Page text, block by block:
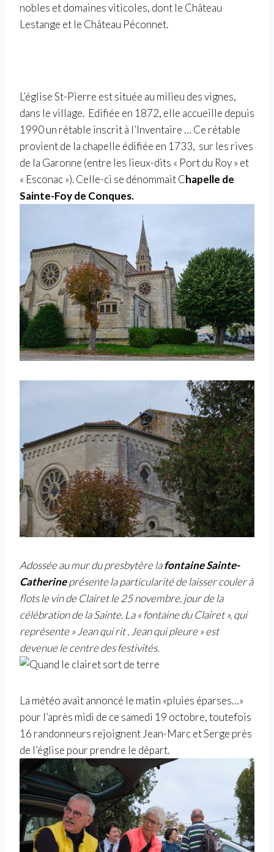
nobles et domaines viticoles, dont le Château
Lestange et le Château Péconnet.
L’église St-Pierre est située au milieu des vignes,
dans le village. Edifiée en 1872, elle accueille depuis
1990 un rétable inscrit à l’Inventaire … Ce rétable
provient de la chapelle édifiée en 1733, sur les rives
de la Garonne (entre les lieux-dits « Port du Roy » et
« Esconac »). Celle-ci se dénommait Chapelle de
Sainte-Foy de Conques.
Adossée au mur du presbytère lafontaine Sainte-
Catherineprésente la particularité de laisser couler à
flots le vin de Clairet le 25 novembre, jour de la
célébration de la Sainte. La « fontaine du Clairet », qui
représente » Jean qui rit , Jean qui pleure » est
devenue le centre des festivités.
La météo avait annoncé le matin «pluies éparses…»
pour l’après midi de ce samedi 19 octobre, toutefois
16 randonneurs rejoignent Jean-Marc et Serge près
de l’église pour prendre le départ.